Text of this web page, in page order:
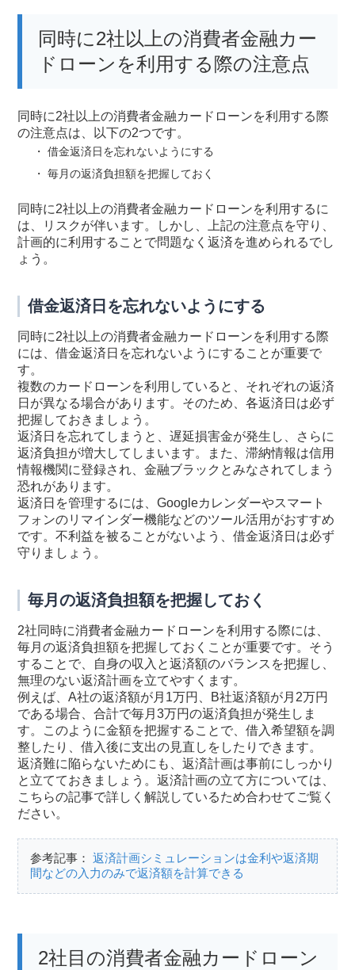
同時に2社以上の消費者金融カー
ドローンを利用する際の注意点
同時に2社以上の消費者金融カードローンを利用する際
の注意点は、以下の2つです。
借金返済日を忘れないようにする
毎月の返済負担額を把握しておく
同時に2社以上の消費者金融カードローンを利用するに
は、リスクが伴います。しかし、上記の注意点を守り、
計画的に利用することで問題なく返済を進められるでし
ょう。
借金返済日を忘れないようにする
同時に2社以上の消費者金融カードローンを利用する際
には、借金返済日を忘れないようにすることが重要で
す。
複数のカードローンを利用していると、それぞれの返済
日が異なる場合があります。そのため、各返済日は必ず
把握しておきましょう。
返済日を忘れてしまうと、遅延損害金が発生し、さらに
返済負担が増大してしまいます。また、滞納情報は信用
情報機関に登録され、金融ブラックとみなされてしまう
恐れがあります。
返済日を管理するには、Googleカレンダーやスマート
フォンのリマインダー機能などのツール活用がおすすめ
です。不利益を被ることがないよう、借金返済日は必ず
守りましょう。
毎月の返済負担額を把握しておく
2社同時に消費者金融カードローンを利用する際には、
毎月の返済負担額を把握しておくことが重要です。そう
することで、自身の収入と返済額のバランスを把握し、
無理のない返済計画を立てやすくます。
例えば、A社の返済額が月1万円、B社返済額が月2万円
である場合、合計で毎月3万円の返済負担が発生しま
す。このように金額を把握することで、借入希望額を調
整したり、借入後に支出の見直しをしたりできます。
返済難に陥らないためにも、返済計画は事前にしっかり
と立てておきましょう。返済計画の立て方については、
こちらの記事で詳しく解説しているため合わせてご覧く
ださい。
参考記事：返済計画シミュレーションは金利や返済期
間などの入力のみで返済額を計算できる
2社目の消費者金融カードローン